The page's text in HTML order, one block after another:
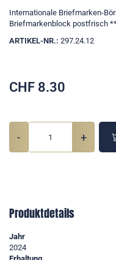
Internationale Briefmarken-
Briefmarkenblock postfrisch
ARTIKEL-NR.: 297.24.12
CHF 8.30
- +
Produktdetails
Jahr
2024